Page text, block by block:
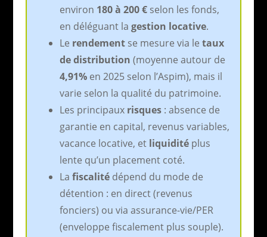
environ 180 à 200 €selon les fonds,
en déléguant la gestion locative.
Le rendementse mesure via le taux
de distribution (moyenne autour de
4,91%en 2025 selon l’Aspim), mais il
varie selon la qualité du patrimoine.
Les principaux risques: absence de
garantie en capital, revenus variables,
vacance locative, et liquiditéplus
lente qu’un placement coté.
La fiscalitédépend du mode de
détention : en direct (revenus
fonciers) ou via assurance-vie/PER
(enveloppe fiscalement plus souple).